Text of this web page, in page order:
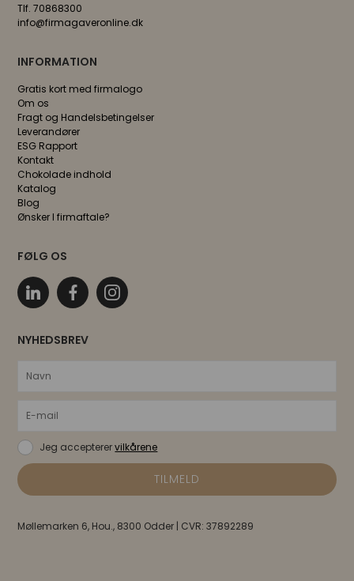
Tlf. 70868300
info@firmagaveronline.dk
INFORMATION
Gratis kort med firmalogo
Om os
Fragt og Handelsbetingelser
Leverandører
ESG Rapport
Kontakt
Chokolade indhold
Katalog
Blog
Ønsker I firmaftale?
FØLG OS
NYHEDSBREV
Jeg accepterervilkårene
Møllemarken 6, Hou., 8300 Odder | CVR: 37892289